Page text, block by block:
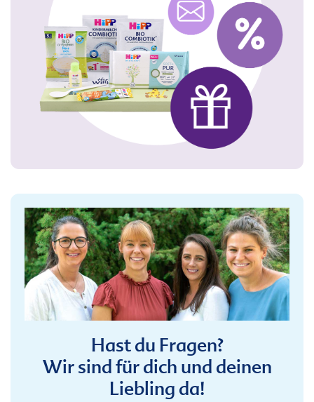
Hast du Fragen?
Wir sind für dich und deinen
Liebling da!